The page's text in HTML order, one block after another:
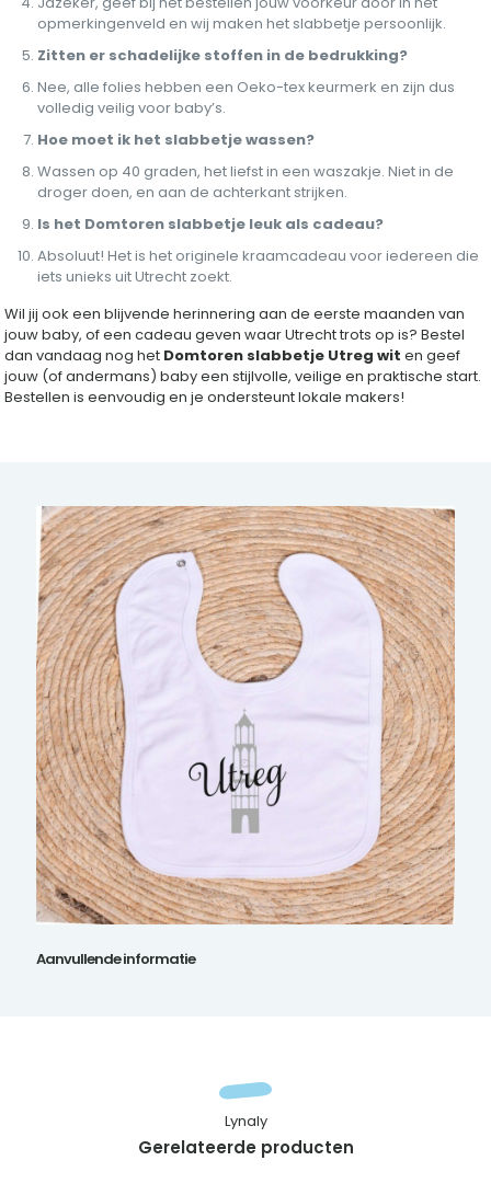
opmerkingenveld en wij maken het slabbetje persoonlijk.
Zitten er schadelijke stoffen in de bedrukking?
Nee, alle folies hebben een Oeko-tex keurmerk en zijn dus
volledig veilig voor baby’s.
Hoe moet ik het slabbetje wassen?
Wassen op 40 graden, het liefst in een waszakje. Niet in de
droger doen, en aan de achterkant strijken.
Is het Domtoren slabbetje leuk als cadeau?
Absoluut! Het is het originele kraamcadeau voor iedereen die
iets unieks uit Utrecht zoekt.
Wil jij ook een blijvende herinnering aan de eerste maanden van
jouw baby, of een cadeau geven waar Utrecht trots op is? Bestel
dan vandaag nog het Domtoren slabbetje Utreg wit en geef
jouw (of andermans) baby een stijlvolle, veilige en praktische start.
Bestellen is eenvoudig en je ondersteunt lokale makers!
Aanvullende informatie
Gerelateerde producten
Lynaly